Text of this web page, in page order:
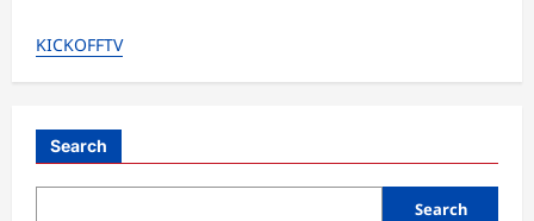
Angulo
Tottenham
KICKOFFTV
Search
Search